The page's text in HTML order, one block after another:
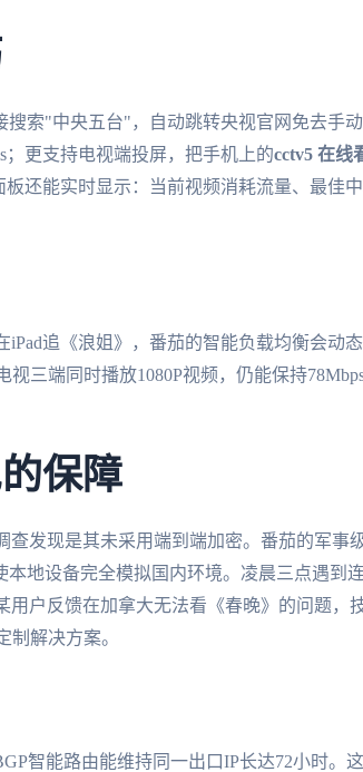
索"中央五台"，自动跳转央视官网免去手动
；更支持电视端投屏，把手机上的cctv5 在线
还能实时显示：当前视频消耗流量、最佳
追《浪姐》，番茄的智能负载均衡会动
三端同时播放1080P视频，仍能保持
保障
发现是其未采用端到端加密。番茄的军事
地设备完全模拟国内环境。凌晨三点遇到
户反馈在加拿大无法看《春晚》的问题，
解决方案。
智能路由能维持同一出口IP长达72小时。